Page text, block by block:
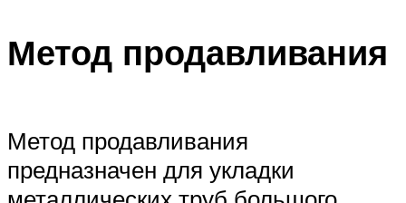
Метод продавливания
Метод продавливания
предназначен для укладки